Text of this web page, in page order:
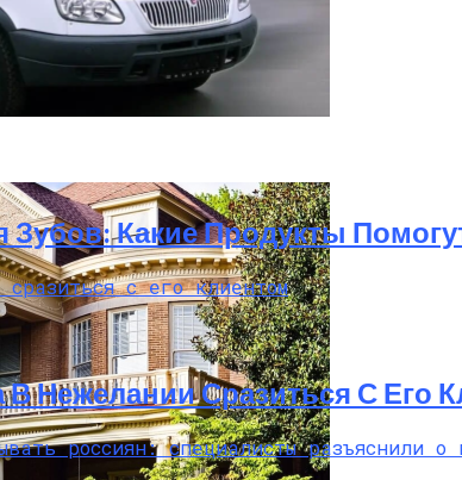
Какие Продукты
Нежелании Сразиться С Его